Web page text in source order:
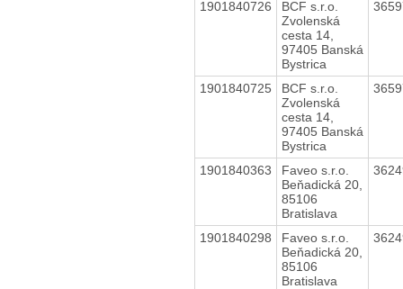
1901840726
BCF s.r.o.
Zvolenská
cesta 14,
97405 Banská
Bystrica
1901840725
BCF s.r.o.
Zvolenská
cesta 14,
97405 Banská
Bystrica
1901840363
Faveo s.r.o.
Beňadická 20,
85106
Bratislava
1901840298
Faveo s.r.o.
Beňadická 20,
85106
Bratislava